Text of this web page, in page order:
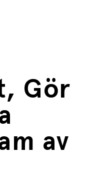
Gör
av